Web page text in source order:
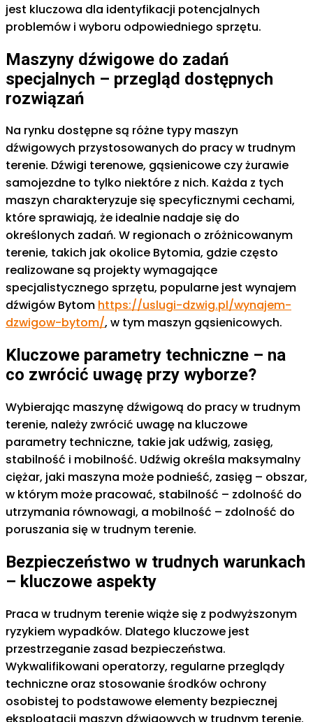
jest kluczowa dla identyfikacji potencjalnych
problemów i wyboru odpowiedniego sprzętu.
Maszyny dźwigowe do zadań
specjalnych – przegląd dostępnych
rozwiązań
Na rynku dostępne są różne typy maszyn
dźwigowych przystosowanych do pracy w trudnym
terenie. Dźwigi terenowe, gąsienicowe czy żurawie
samojezdne to tylko niektóre z nich. Każda z tych
maszyn charakteryzuje się specyficznymi cechami,
które sprawiają, że idealnie nadaje się do
określonych zadań. W regionach o zróżnicowanym
terenie, takich jak okolice Bytomia, gdzie często
realizowane są projekty wymagające
specjalistycznego sprzętu, popularne jest wynajem
dźwigów Bytom https://uslugi-dzwig.pl/wynajem-
dzwigow-bytom/, w tym maszyn gąsienicowych.
Kluczowe parametry techniczne – na
co zwrócić uwagę przy wyborze?
Wybierając maszynę dźwigową do pracy w trudnym
terenie, należy zwrócić uwagę na kluczowe
parametry techniczne, takie jak udźwig, zasięg,
stabilność i mobilność. Udźwig określa maksymalny
ciężar, jaki maszyna może podnieść, zasięg – obszar,
w którym może pracować, stabilność – zdolność do
utrzymania równowagi, a mobilność – zdolność do
poruszania się w trudnym terenie.
Bezpieczeństwo w trudnych warunkach
– kluczowe aspekty
Praca w trudnym terenie wiąże się z podwyższonym
ryzykiem wypadków. Dlatego kluczowe jest
przestrzeganie zasad bezpieczeństwa.
Wykwalifikowani operatorzy, regularne przeglądy
techniczne oraz stosowanie środków ochrony
osobistej to podstawowe elementy bezpiecznej